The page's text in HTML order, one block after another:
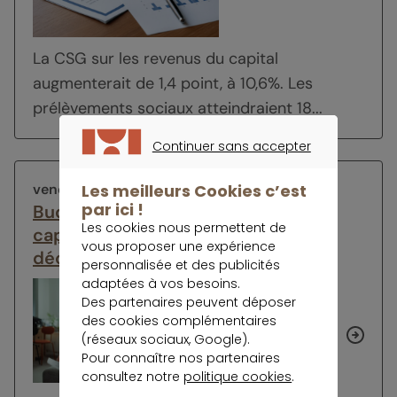
La CSG sur les revenus du capital
augmenterait de 1,4 point, à 10,6%. Les
prélèvements sociaux atteindraient 18...
vendredi 7 novembre 2025
Budget 2026 : la transmission du
capital de l’assurance vie avant le
décès du titulaire serait plus facile
Continuer sans accepter
Les meilleurs Cookies c’est
par ici !
Les cookies nous permettent de
vous proposer une expérience
personnalisée et des publicités
adaptées à vos besoins.
Des partenaires peuvent déposer
des cookies complémentaires
(réseaux sociaux, Google).
Pour connaître nos partenaires
consultez notre politique cookies.